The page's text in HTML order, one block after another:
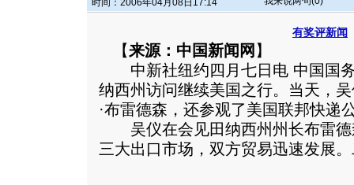
时间：2006年04月08日17:14
有奖评新闻
【来源：中国新闻网 】
中新社纽约四月七日电 中国国务
纳西州访问继续美国之行。当天，
·布雷德森，还参观了美国联邦快递
吴仪在会见田纳西州州长布雷德
三大出口市场，双方贸易迅速发展。